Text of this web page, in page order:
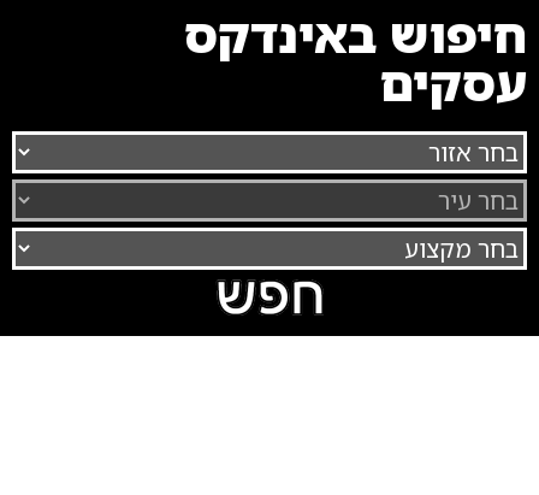
חיפוש באינדקס
עסקים